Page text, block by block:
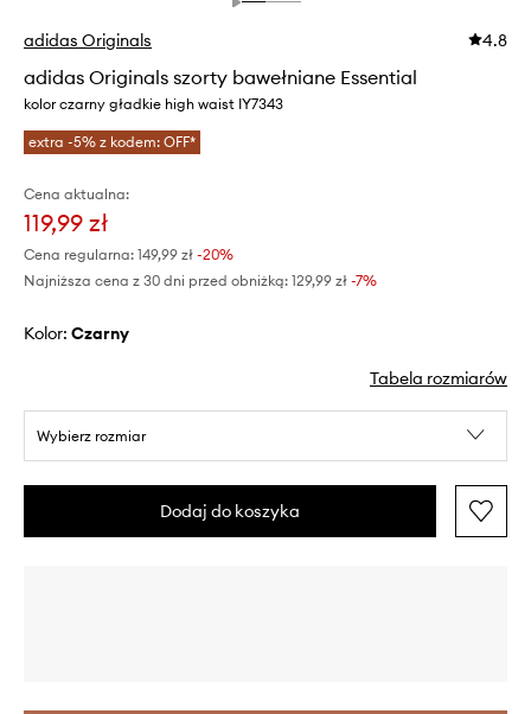
adidas Originals 4.8
adidas Originals szorty bawełniane Essential
kolor czarny gładkie high waist IY7343
extra -5% z kodem: OFF*
Cena aktualna:
119,99 zł
Cena regularna: 149,99 zł -20%
Najniższa cena z 30 dni przed obniżką: 129,99 zł -7%
Kolor: czarny
Tabela rozmiarów
Wybierz rozmiar
Dodaj do koszyka